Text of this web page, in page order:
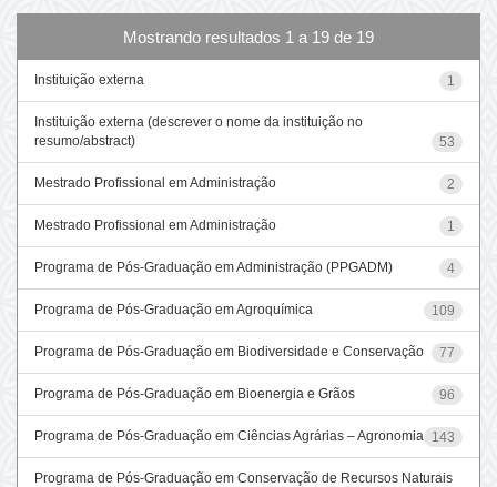
Mostrando resultados 1 a 19 de 19
Instituição externa 1
Instituição externa (descrever o nome da instituição no
resumo/abstract)
53
Mestrado Profissional em Administração 2
Mestrado Profissional em Administração 1
Programa de Pós-Graduação em Administração (PPGADM) 4
Programa de Pós-Graduação em Agroquímica 109
Programa de Pós-Graduação em Biodiversidade e Conservação 77
Programa de Pós-Graduação em Bioenergia e Grãos 96
Programa de Pós-Graduação em Ciências Agrárias – Agronomia 143
Programa de Pós-Graduação em Conservação de Recursos Naturais